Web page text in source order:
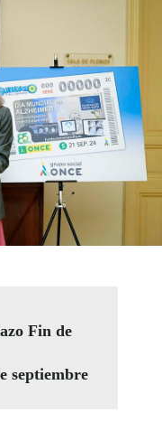
Fin de
septiembre